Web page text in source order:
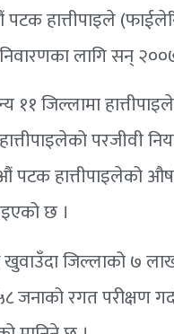
हात्तीपाइले
लागि सन्
११ जिल्लामा
परजीवी
हात्तीपाइलेको
छ ।
जिल्लाको ७
रगत परीक्षण